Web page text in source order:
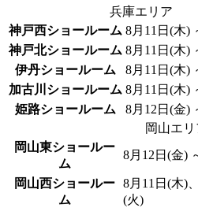
兵庫エリア
神戸西ショールーム 8月11日(木)
神戸北ショールーム 8月11日(木)
伊丹ショールーム
8月11日(木)
加古川ショールーム 8月11日(木)
姫路ショールーム
8月12日(金)
岡山エリ
岡山東ショールー
ム
8月12日(金)
岡山西ショールー
ム
8月11日(木)
(火)